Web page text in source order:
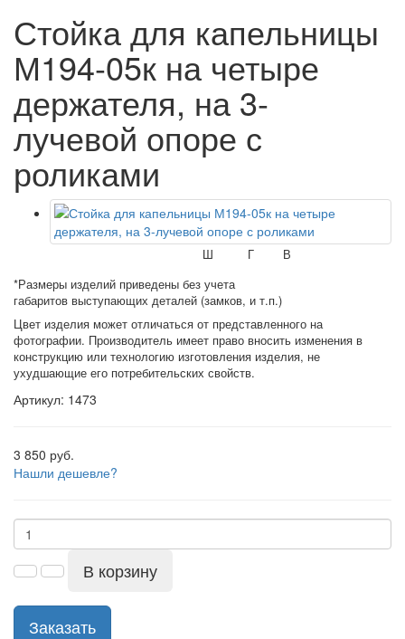
Стойка для капельницы
М194-05к на четыре
держателя, на 3-
лучевой опоре с
роликами
Ш В
Г
*Размеры изделий приведены без учета
габаритов выступающих деталей (замков, и т.п.)
Цвет изделия может отличаться от представленного на
фотографии. Производитель имеет право вносить изменения в
конструкцию или технологию изготовления изделия, не
ухудшающие его потребительских свойств.
Артикул: 1473
3 850 руб.
Нашли дешевле?
В корзину
Заказать